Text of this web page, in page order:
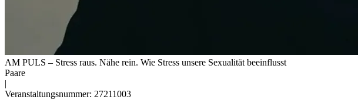
AM PULS – Stress raus. Nähe rein. Wie Stress unsere Sexualität beeinflusst
Paare
|
Veranstaltungsnummer: 27211003